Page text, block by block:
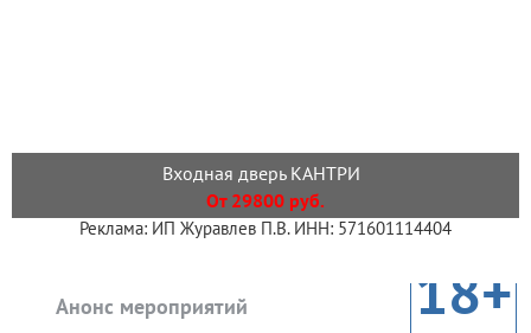
Входная дверь КАНТРИ
От 29800 руб.
Реклама: ИП Журавлев П.В. ИНН: 571601114404
Анонс мероприятий 18+